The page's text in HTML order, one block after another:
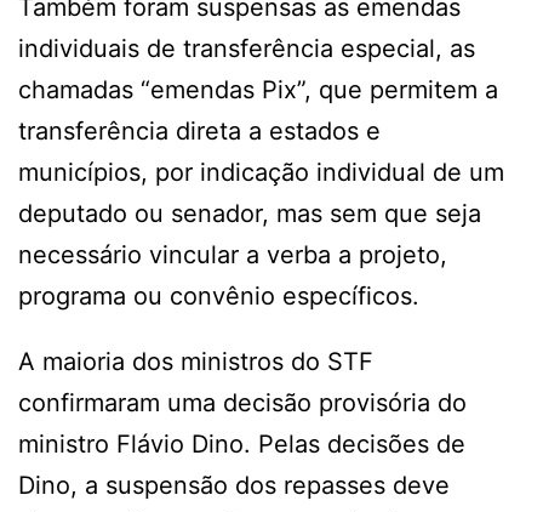
Também foram suspensas as emendas
individuais de transferência especial, as
chamadas “emendas Pix”, que permitem a
transferência direta a estados e
municípios, por indicação individual de um
deputado ou senador, mas sem que seja
necessário vincular a verba a projeto,
programa ou convênio específicos.
A maioria dos ministros do STF
confirmaram uma decisão provisória do
ministro Flávio Dino. Pelas decisões de
Dino, a suspensão dos repasses deve